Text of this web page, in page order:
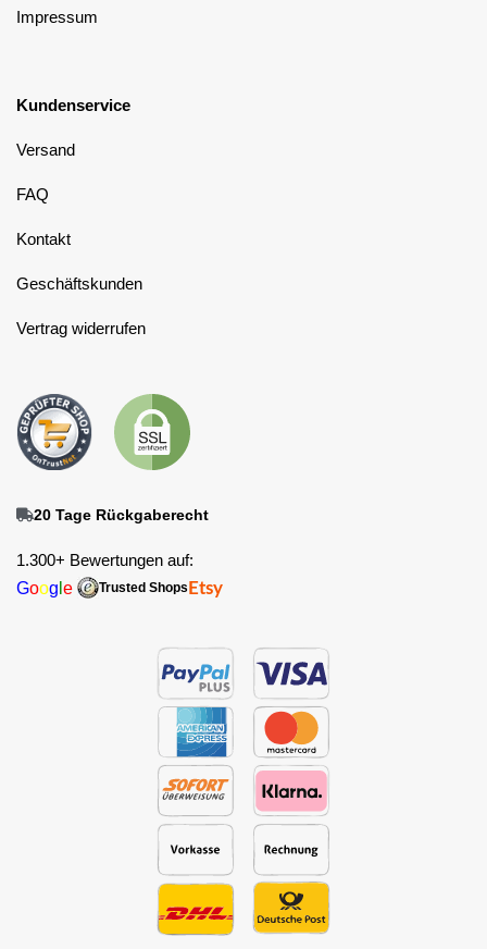
Impressum
Kundenservice
Versand
FAQ
Kontakt
Geschäftskunden
Vertrag widerrufen
20 Tage Rückgaberecht
1.300+ Bewertungen auf:
Goog e Trusted Shops Etsy